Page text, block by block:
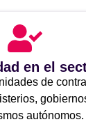
en el
de
autónomos.